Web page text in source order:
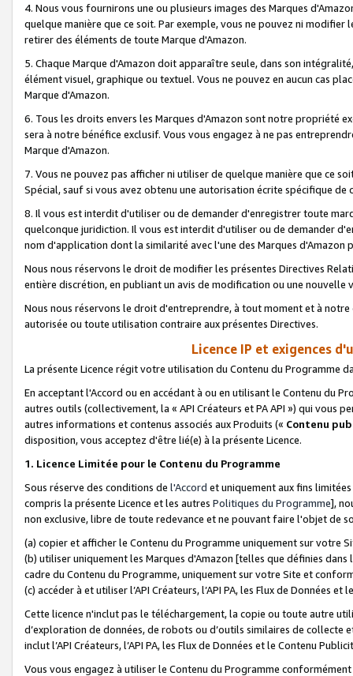
4. Nous vous fournirons une ou plusieurs images des Marques
quelque manière que ce soit. Par exemple, vous ne pouvez ni
retirer des éléments de toute Marque d'Amazon.
5. Chaque Marque d'Amazon doit apparaître seule, dans son
élément visuel, graphique ou textuel. Vous ne pouvez en aucun cas
Marque d'Amazon.
6. Tous les droits envers les Marques d'Amazon sont notre propriété
sera à notre bénéfice exclusif. Vous vous engagez à ne pas
Marque d'Amazon.
7. Vous ne pouvez pas afficher ni utiliser de quelque manière que ce
Spécial, sauf si vous avez obtenu une autorisation écrite spécifique de
8. Il vous est interdit d'utiliser ou de demander d'enregistrer toute
quelconque juridiction. Il vous est interdit d'utiliser ou de demander
nom d'application dont la similarité avec l'une des Marques
Nous nous réservons le droit de modifier les présentes Directives
entière discrétion, en publiant un avis de modification ou une nouvelle
Nous nous réservons le droit d'entreprendre, à tout moment et à
autorisée ou toute utilisation contraire aux présentes Directives.
Licence IP et exigences
La présente Licence régit votre utilisation du Contenu du Programme
En acceptant l'Accord ou en accédant à ou en utilisant le Contenu du
autres outils (collectivement, la « API Créateurs et PA API ») qui vous
autres informations et contenus associés aux Produits (« Contenu
disposition, vous acceptez d'être lié(e) à la présente Licence.
1. Licence Limitée pour le Contenu du Programme
Sous réserve des conditions de l'Accord et uniquement aux fins
compris la présente Licence et les autres Politiques du Programme],
non exclusive, libre de toute redevance et ne pouvant faire l'objet de
(a) copier et afficher le Contenu du Programme uniquement sur votre
(b) utiliser uniquement les Marques d'Amazon [telles que définies dans
cadre du Contenu du Programme, uniquement sur votre Site et
(c) accéder à et utiliser l’API Créateurs, l’API PA, les Flux de Données
Cette licence n'inclut pas le téléchargement, la copie ou toute autre
d’exploration de données, de robots ou d’outils similaires de
inclut l’API Créateurs, l’API PA, les Flux de Données et le Contenu
Vous vous engagez à utiliser le Contenu du Programme